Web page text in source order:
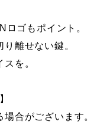
ロゴもポイント。
離せない鍵。
を。
合がございます。